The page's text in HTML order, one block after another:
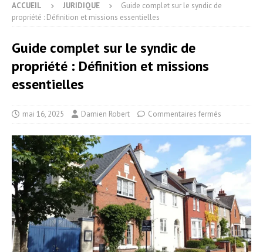
ACCUEIL JURIDIQUE
Guide complet sur le syndic de
propriété : Définition et missions essentielles
Guide complet sur le syndic de
propriété : Définition et missions
essentielles
mai 16, 2025 Damien Robert Commentaires fermés